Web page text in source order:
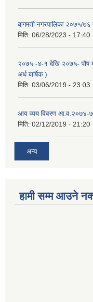
बागमती नगरपालिका २०७५/
मिति: 06/28/2023 - 17:40
२०७५ -४-१ देखि २०७५- पौष
अर्ध बार्षिक )
मिति: 03/06/2019 - 23:03
आय व्यय विवरण आ.व.२०७४-
मिति: 02/12/2019 - 21:20
अन्य
हामी सम्म आउने